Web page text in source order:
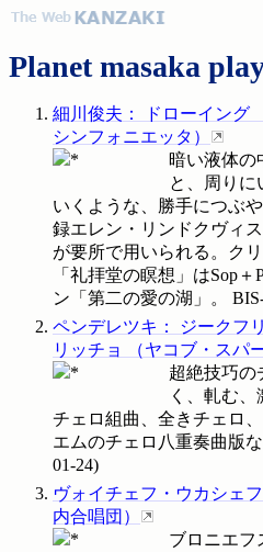
Planet masaka
細川俊夫 ： ドローイング
シンフォニエッタ ）
暗い液体の
と、周りに
いくような、勝手につぶ
録エレン・リンドクヴィ
が要所で用いられる。ク
「礼拝堂の瞑想」はSop
ン「第二の愛の湖」。
ペンデレツキ ：
ジークフ
リッチョ
（ヤコブ・スパ
超絶技巧の
く、軋む
チェロ組曲、全きチェロ
エムのチェロ八重奏曲版な
01-24)
ヴォイチェフ・ウカシェ
内合唱団 ）
ブロニエフ